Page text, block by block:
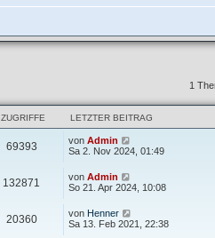
1
ZUGRIFFE LETZTER BEITRAG
69393 von Admin
Sa 2. Nov 2024, 01:49
132871 von Admin
So 21. Apr 2024, 10:08
20360 von Henner
Sa 13. Feb 2021, 22:38